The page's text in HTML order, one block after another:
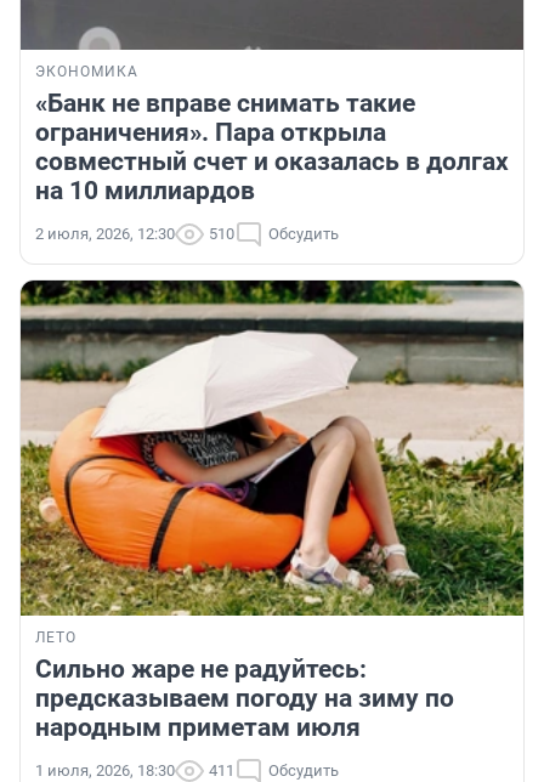
ЭКОНОМИКА
«Банк не вправе снимать такие
ограничения». Пара открыла
совместный счет и оказалась в долгах
на 10 миллиардов
2 июля, 2026, 12:30 510 Обсудить
ЛЕТО
Сильно жаре не радуйтесь:
предсказываем погоду на зиму по
народным приметам июля
1 июля, 2026, 18:30 411 Обсудить